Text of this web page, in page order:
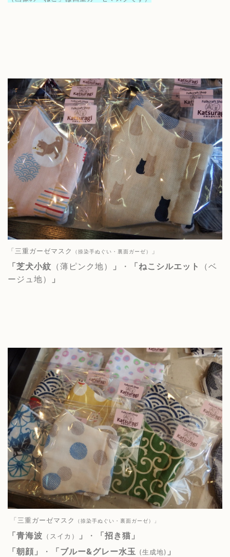
「三重ガーゼマスク （捺染手ぬぐい・裏面ガーゼ） 」
「芝犬小紋 （薄ピンク地） 」 ・ 「ねこシルエット
（ベ
ージュ地）
」
「三重ガーゼマスク （捺染手ぬぐい・裏面ガーゼ）」
「青海波 （スイカ） 」 ・
「招き猫」
「朝顔」
・ 「ブルー&グレー水玉 (生成地) 」